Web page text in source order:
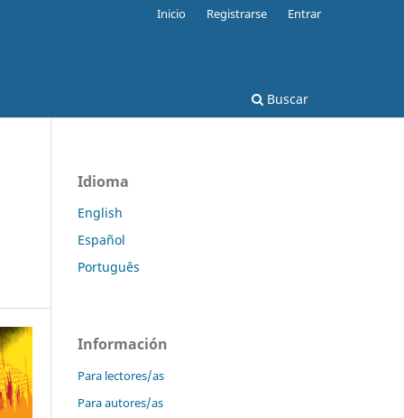
Buscar
Inicio Registrarse Entrar
Idioma
English
Español
Português
Información
Para lectores/as
Para autores/as